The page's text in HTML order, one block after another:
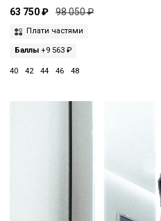
63 750 ₽ 98 050 ₽
Плати частями
Баллы +9 563 ₽
40 42 44 46 48